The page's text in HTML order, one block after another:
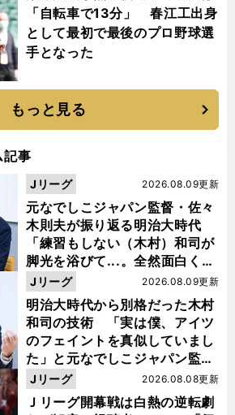
「自転車で13分」 春江工出身
として最初で最後のプロ野球選
手となった
もっと見る
記事
元なでしこジャパン監督・佐々
木則夫が振り返る明治大時代
「練習もしない（木村）和司が
脚光を浴びて...。全然面白くな
い４年間でした」
2026.08.09更新
Jリーグ
明治大時代から別格だった木村
和司の技術 「実は僕、アイツ
のフェイントを真似していまし
た」と元なでしこジャパン監
督・佐々木則夫
2026.08.09更新
Jリーグ
Ｊリーグ開幕戦は白熱の逆転劇
2026.08.08更新
Jリーグ